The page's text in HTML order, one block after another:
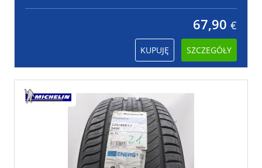
67,90 €
KUPUJĘ SZCZEGÓŁY